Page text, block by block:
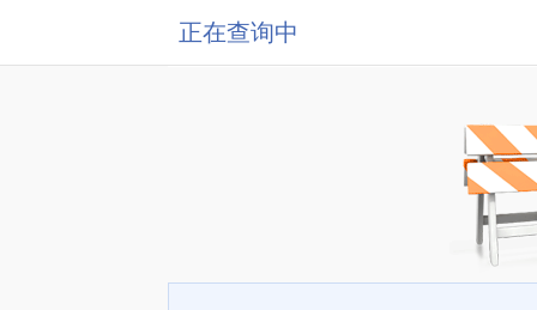
正在查询中